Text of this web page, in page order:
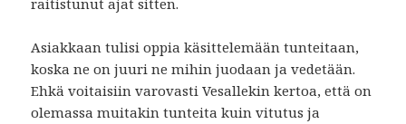
raitistunut ajat sitten.
Asiakkaan tulisi oppia käsittelemään tunteitaan,
koska ne on juuri ne mihin juodaan ja vedetään.
Ehkä voitaisiin varovasti Vesallekin kertoa, että on
olemassa muitakin tunteita kuin vitutus ja